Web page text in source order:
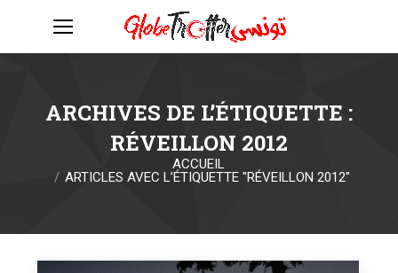
ARCHIVES DE L’ÉTIQUETTE :
RÉVEILLON 2012
Vous êtes ici :
ACCUEIL
ARTICLES AVEC L’ÉTIQUETTE "RÉVEILLON 2012"